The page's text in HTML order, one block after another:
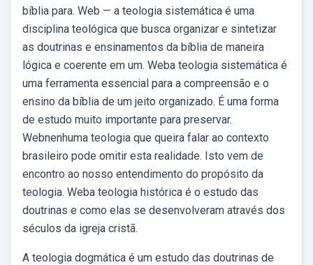
bíblia para. Web — a teologia sistemática é uma
disciplina teológica que busca organizar e sintetizar
as doutrinas e ensinamentos da bíblia de maneira
lógica e coerente em um. Weba teologia sistemática é
uma ferramenta essencial para a compreensão e o
ensino da bíblia de um jeito organizado. É uma forma
de estudo muito importante para preservar.
Webnenhuma teologia que queira falar ao contexto
brasileiro pode omitir esta realidade. Isto vem de
encontro ao nosso entendimento do propósito da
teologia. Weba teologia histórica é o estudo das
doutrinas e como elas se desenvolveram através dos
séculos da igreja cristã.
A teologia dogmática é um estudo das doutrinas de